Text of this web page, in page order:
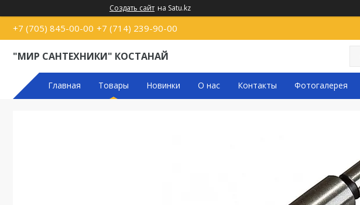
Создать сайт на Satu.kz
+7 (705) 845-00-00 +7 (714) 239-90-00
"МИР САНТЕХНИКИ" КОСТАНАЙ
Главная Товары Новинки О нас Контакты Фотогалерея